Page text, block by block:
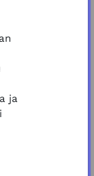
tähän
ole
ja